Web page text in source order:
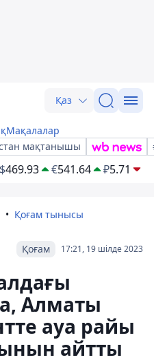
Қаз
Мақалалар
мақтанышы
$469.93 €541.64 ₽5.71
Қоғам тынысы
17:21, 19 шілде 2023
Қоғам
Алматы
ауа райы
айтты